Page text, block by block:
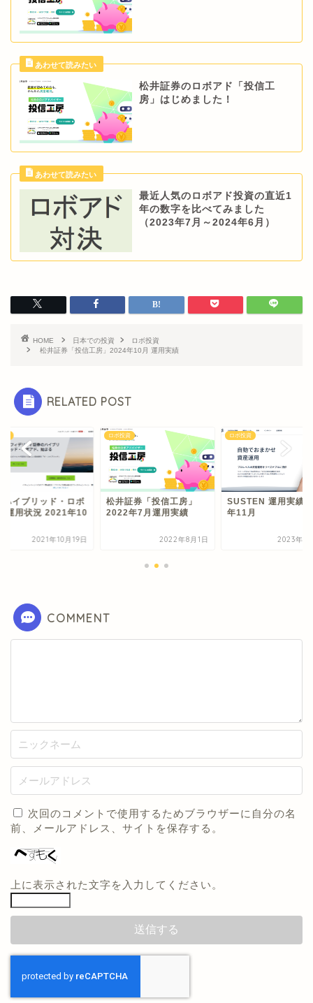
松井証券のロボアド「投信工
房」はじめました！
最近人気のロボアド投資の直近1
年の数字を比べてみました
（2023年7月～2024年6月）
HOME 日本での投資
ロボ投資
松井証券「投信工房」2024年10月 運用実績
RELATED POST
ハイブリッド・ロボ
運用状況 2021年10
2021年10月19日
ロボ投資
松井証券「投信工房」
2022年7月運用実績
2022年8月1日
ロボ投資
SUSTEN 運用実績
年11月
2023年11
COMMENT
次回のコメントで使用するためブラウザーに自分の名
前、メールアドレス、サイトを保存する。
上に表示された文字を入力してください。